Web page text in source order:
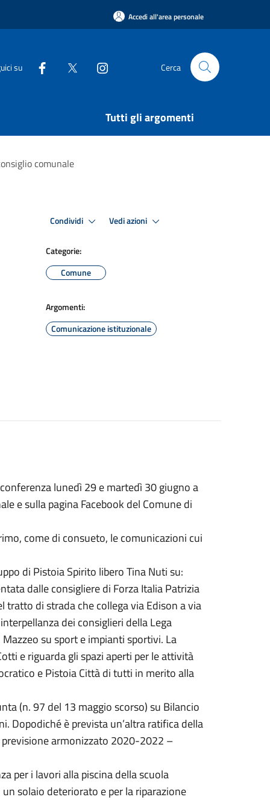
Accedi all'area personale
su Cerca
Tutti gli argomenti
comunale
Condividi Vedi azioni
Categorie:
Comune
Argomenti:
Comunicazione istituzionale
lunedì 29 e martedì 30 giugno a
e sulla pagina Facebook del Comune di
come di consueto, le comunicazioni cui
di Pistoia Spirito libero Tina Nuti su:
dalle consigliere di Forza Italia Patrizia
di strada che collega via Edison a via
dei consiglieri della Lega
su sport e impianti sportivi. La
e riguarda gli spazi aperti per le attività
e Pistoia Città di tutti in merito alla
(n. 97 del 13 maggio scorso) su Bilancio
Dopodiché è prevista un’altra ratifica della
armonizzato 2020-2022 –
per i lavori alla piscina della scuola
solaio deteriorato e per la riparazione